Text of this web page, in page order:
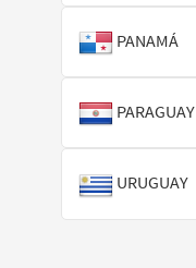
PANAMÁ
PARAGUAY
URUGUAY